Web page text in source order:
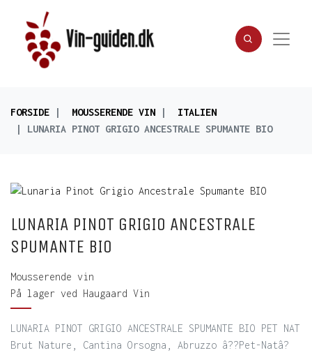
FORSIDE MOUSSERENDE VIN
ITALIEN
LUNARIA PINOT GRIGIO ANCESTRALE SPUMANTE BIO
LUNARIA PINOT GRIGIO ANCESTRALE
SPUMANTE BIO
Mousserende vin
På lager ved Haugaard Vin
LUNARIA PINOT GRIGIO ANCESTRALE SPUMANTE BIO PET NAT
Brut Nature, Cantina Orsogna, Abruzzo â??Pet-Natâ?